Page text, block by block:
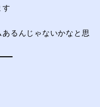
るんじゃないかなと思